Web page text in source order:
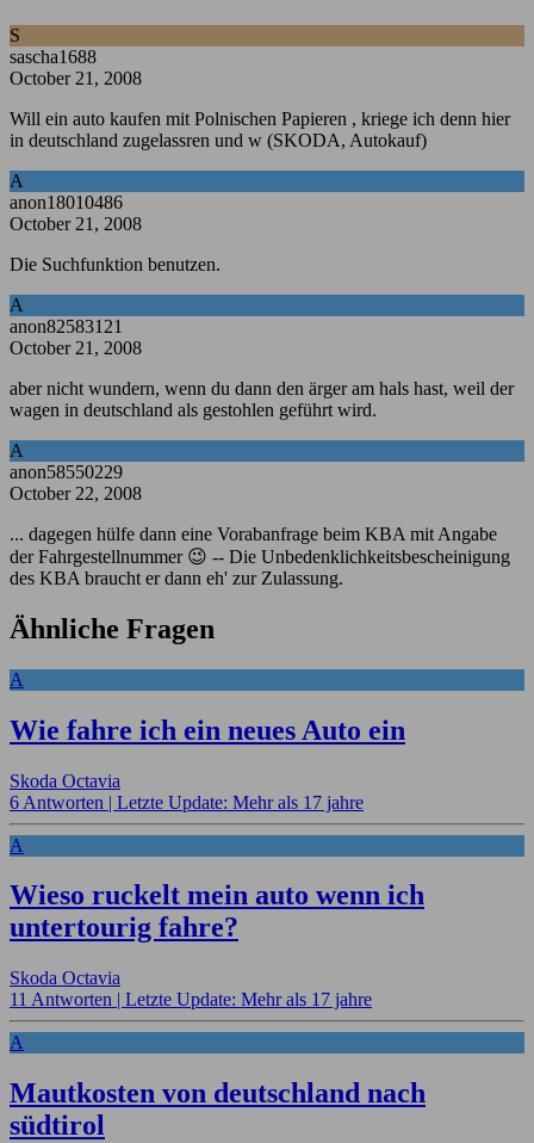
S
sascha1688
October 21, 2008
Will ein auto kaufen mit Polnischen Papieren , kriege ich denn hier
in deutschland zugelassren und w (SKODA, Autokauf)
A
anon18010486
October 21, 2008
Die Suchfunktion benutzen.
A
anon82583121
October 21, 2008
aber nicht wundern, wenn du dann den ärger am hals hast, weil der
wagen in deutschland als gestohlen geführt wird.
A
anon58550229
October 22, 2008
... dagegen hülfe dann eine Vorabanfrage beim KBA mit Angabe
der Fahrgestellnummer 😉 -- Die Unbedenklichkeitsbescheinigung
des KBA braucht er dann eh' zur Zulassung.
Ähnliche Fragen
A
Wie fahre ich ein neues Auto ein
Skoda Octavia
6 Antworten | Letzte Update: Mehr als 17 jahre
A
Wieso ruckelt mein auto wenn ich
untertourig fahre?
Skoda Octavia
11 Antworten | Letzte Update: Mehr als 17 jahre
A
Mautkosten von deutschland nach
südtirol